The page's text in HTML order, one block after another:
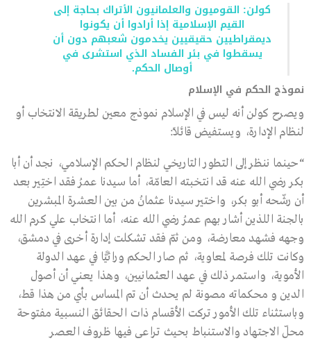
كولن: القوميون والعلمانيون الأتراك بحاجة إلى
القيم الإسلامية إذا أرادوا أن يكونوا
ديمقراطيين حقيقيين يخدمون شعبهم دون أن
يسقطوا في بئر الفساد الذي استشرى في
أوصال الحكم.
نموذج الحكم في الإسلام
ويصرح كولن أنه ليس في الإسلام نموذج معين لطريقة الانتخاب أو
لنظام الإدارة، ويستفيض قائلًا:
“حينما ننظر إلى التطور التاريخي لنظام الحكم الإسلامي، نجد أن أبا
بكر رضي الله عنه قد انتخبته العامّة، أما سيدنا عمرُ فقد اختِير بعد
أن رشّحه أبو بكر، واختير سيدنا عثمانُ من بين العشرة المبشرين
بالجنة اللذين أشار بهم عمرُ رضي الله عنه، أما انتخاب علي كرم الله
وجهه فشهد معارضة، ومن ثمّ فقد تشكلت إدارة أخرى في دمشق،
وكانت تلك فرصة لمعاوية، ثم صار الحكم وراثيًّا في عهد الدولة
الأموية، واستمر ذلك في عهد العثمانيين، وهذا يعني أن أصول
الدين و محكماته مصونة لم يحدث أن تم المساس بأي من هذا قط،
وباستثناء تلك الأمور تركت الأقسام ذات الحقائق النسبية مفتوحة
محلّ الاجتهاد والاستنباط بحيث تراعى فيها ظروف العصر